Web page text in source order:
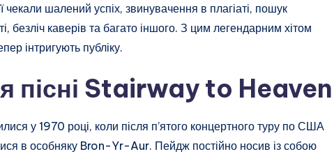
чекали шалений успіх, звинувачення в плагіаті, пошук
безліч каверів та багато іншого. З цим легендарним хітом
інтригують публіку.
пісні Stairway to Heaven
у 1970 році, коли після п’ятого концертного туру по США
в особняку Bron-Yr-Aur. Пейдж постійно носив із собою